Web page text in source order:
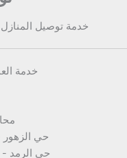
خدمة توصيل
خدمة
حي
حي الرمد -